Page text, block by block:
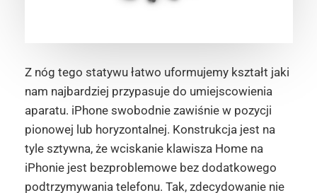
Z nóg tego statywu łatwo uformujemy kształt jaki
nam najbardziej przypasuje do umiejscowienia
aparatu. iPhone swobodnie zawiśnie w pozycji
pionowej lub horyzontalnej. Konstrukcja jest na
tyle sztywna, że wciskanie klawisza Home na
iPhonie jest bezproblemowe bez dodatkowego
podtrzymywania telefonu. Tak, zdecydowanie nie